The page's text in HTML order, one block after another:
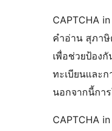
CAPTCHA
คำอ่าน สุภา
เพื่อช่วยป้อง
ทะเบียนและ
นอกจากนี้กา
CAPTCHA